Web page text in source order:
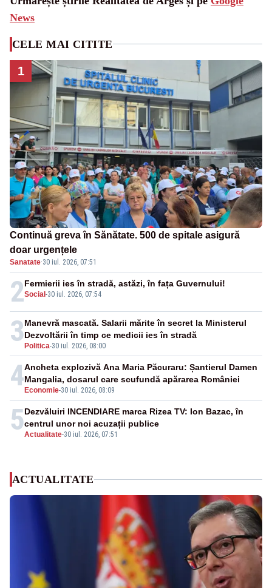
News
CELE MAI CITITE
1
Continuă greva în Sănătate. 500 de spitale asigură
doar urgențele
Sanatate·30 iul. 2026, 07:51
2Social -30 iul. 2026, 07:54
Fermierii ies în stradă, astăzi, în fața Guvernului!
3 Politica-30 iul. 2026, 08:00
Manevră mascată. Salarii mărite în secret la Ministerul
Dezvoltării în timp ce medicii ies în stradă
4 Economie-30 iul. 2026, 08:09
Ancheta explozivă Ana Maria Păcuraru: Șantierul Damen
Mangalia, dosarul care scufundă apărarea României
5Actualitate-30 iul. 2026, 07:51
Dezvăluiri INCENDIARE marca Rizea TV: Ion Bazac, în
centrul unor noi acuzații publice
ACTUALITATE